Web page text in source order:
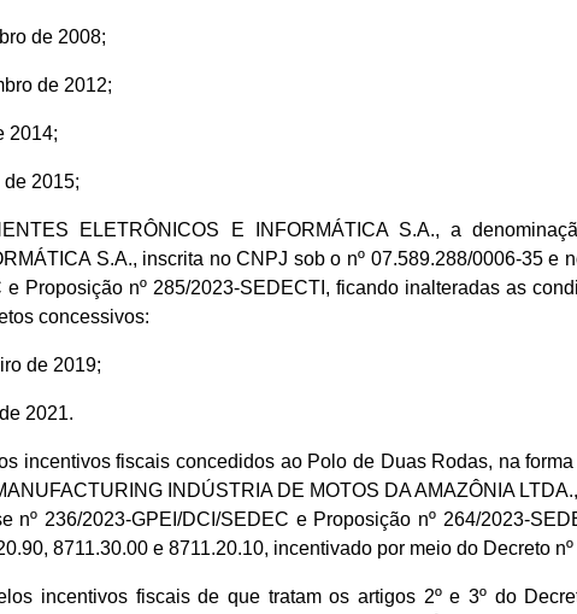
de 2008;
de 2012;
2014;
de 2015;
ELETRÔNICOS E INFORMÁTICA S.A., a
S.A., inscrita no CNPJ sob o nº 07.589.288/0006-35 e
Proposição nº 285/2023-SEDECTI, ficando inalteradas as
concessivos:
de 2019;
2021.
incentivos fiscais concedidos ao Polo de Duas Rodas, na
INDÚSTRIA DE MOTOS DA AMAZÔNIA
nº 236/2023-GPEI/DCI/SEDEC e Proposição nº 264/2023-
8711.30.00 e 8711.20.10, incentivado por meio do Decreto
incentivos fiscais de que tratam os artigos 2º e 3º do